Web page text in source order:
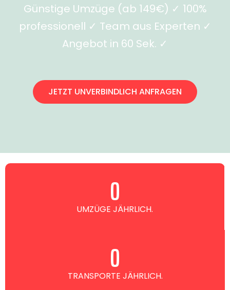
Günstige Umzüge (ab 149€) ✓ 100%
professionell ✓ Team aus Experten ✓
Angebot in 60 Sek. ✓
JETZT UNVERBINDLICH ANFRAGEN
UMZÜGE JÄHRLICH.
0
TRANSPORTE JÄHRLICH.
0